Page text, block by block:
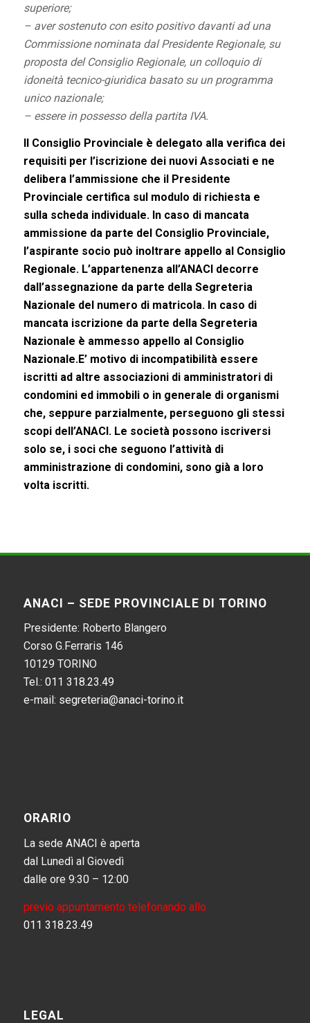
superiore;
– aver sostenuto con esito positivo davanti ad una
Commissione nominata dal Presidente Regionale, su
proposta del Consiglio Regionale, un colloquio di
idoneità tecnico-giuridica basato su un programma
unico nazionale;
– essere in possesso della partita IVA.
Il Consiglio Provinciale è delegato alla verifica dei
requisiti per l’iscrizione dei nuovi Associati e ne
delibera l’ammissione che il Presidente
Provinciale certifica sul modulo di richiesta e
sulla scheda individuale. In caso di mancata
ammissione da parte del Consiglio Provinciale,
l’aspirante socio può inoltrare appello al Consiglio
Regionale. L’appartenenza all’ANACI decorre
dall’assegnazione da parte della Segreteria
Nazionale del numero di matricola. In caso di
mancata iscrizione da parte della Segreteria
Nazionale è ammesso appello al Consiglio
Nazionale.E’ motivo di incompatibilità essere
iscritti ad altre associazioni di amministratori di
condomini ed immobili o in generale di organismi
che, seppure parzialmente, perseguono gli stessi
scopi dell’ANACI. Le società possono iscriversi
solo se, i soci che seguono l’attività di
amministrazione di condomini, sono già a loro
volta iscritti.
ANACI – SEDE PROVINCIALE DI TORINO
Presidente: Roberto Blangero
Corso G.Ferraris 146
10129 TORINO
Tel.: 011 318.23.49
e-mail: segreteria@anaci-torino.it
ORARIO
La sede ANACI è aperta
dal Lunedì al Giovedì
dalle ore 9:30 – 12:00
previo appuntamento telefonando allo
011 318.23.49
LEGAL